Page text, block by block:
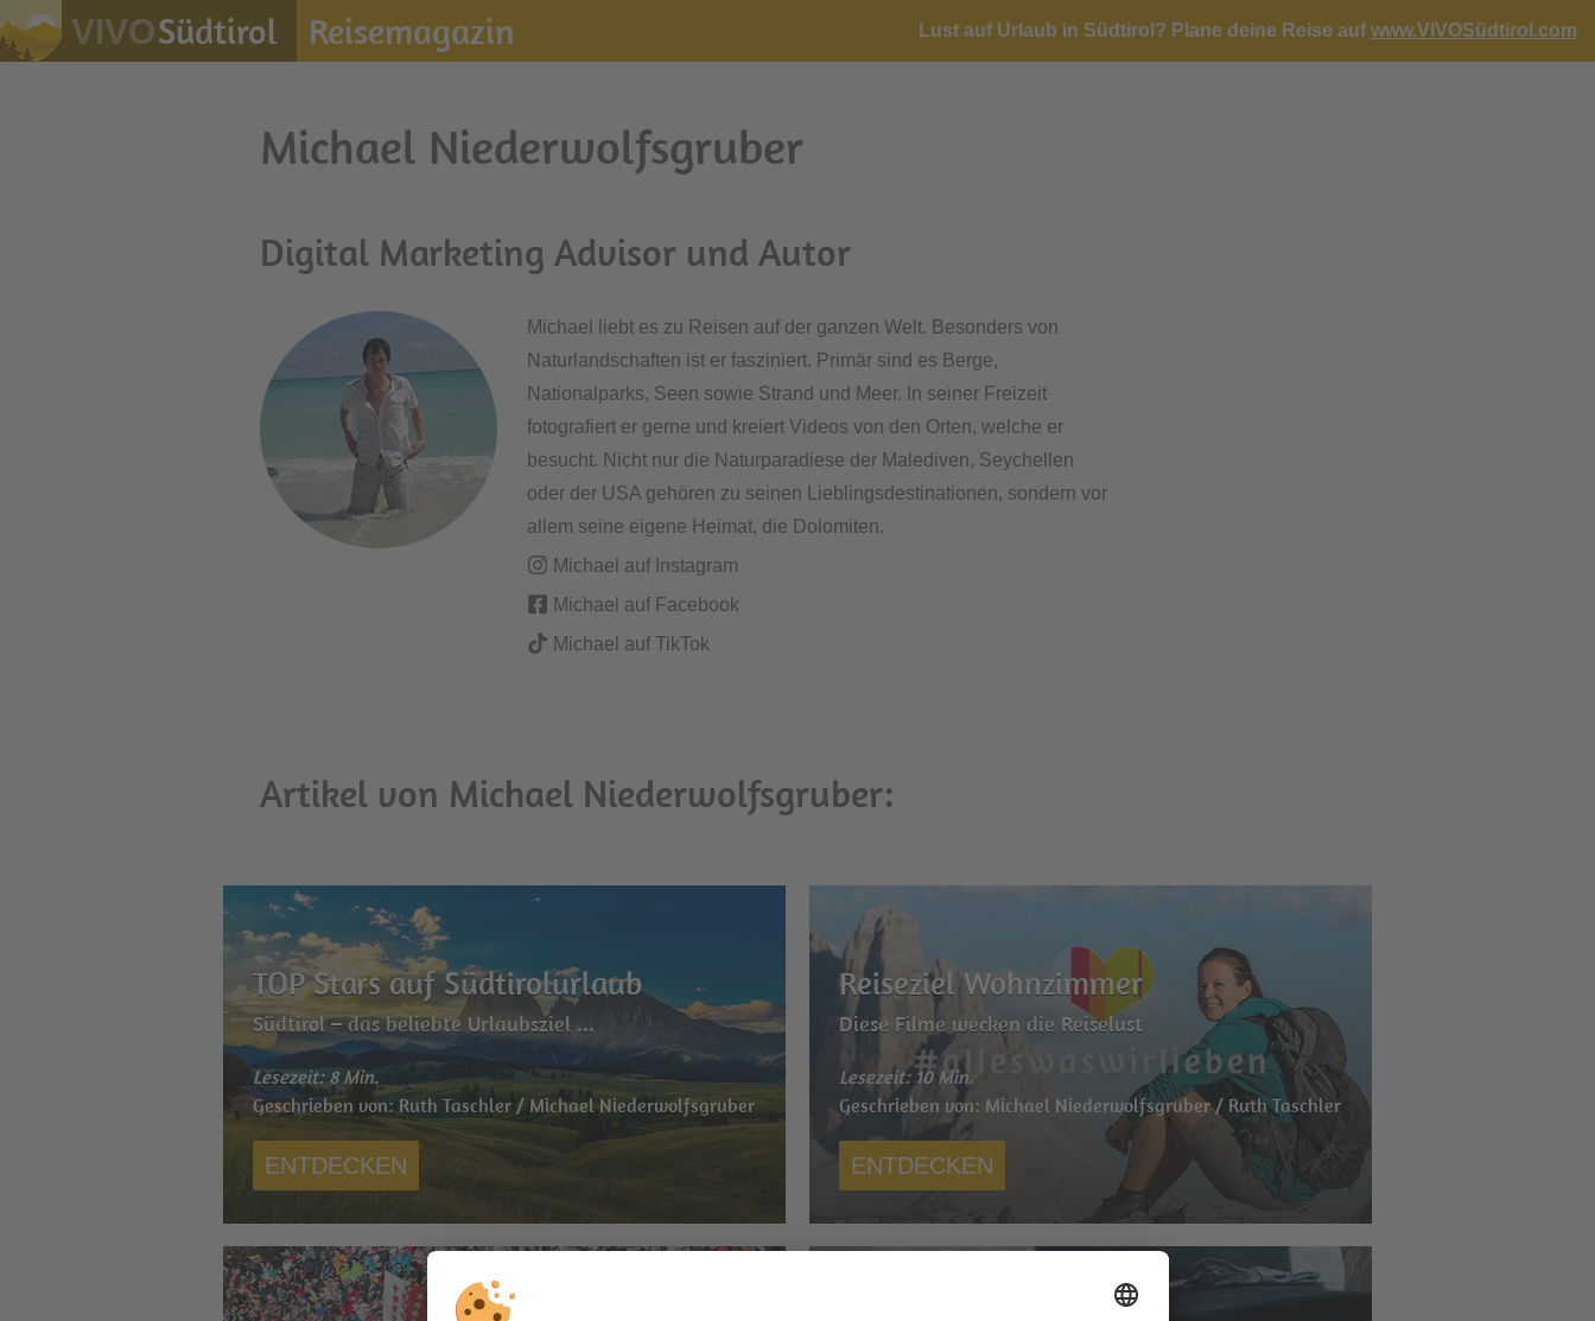
VIVOSüdtirol Reisemagazin Lust auf Urlaub in Südtirol? Plane deine Reise aufwww.VIVOSüdtirol.com
Michael Niederwolfsgruber
Digital Marketing Advisor und Autor
Michael liebt es zu Reisen auf der ganzen Welt. Besonders von
Naturlandschaften ist er fasziniert. Primär sind es Berge,
Nationalparks, Seen sowie Strand und Meer. In seiner Freizeit
fotografiert er gerne und kreiert Videos von den Orten, welche er
besucht. Nicht nur die Naturparadiese der Malediven, Seychellen
oder der USA gehören zu seinen Lieblingsdestinationen, sondern vor
allem seine eigene Heimat, die Dolomiten.
Michael auf Instagram
Michael auf Facebook
Michael auf TikTok
Artikel von Michael Niederwolfsgruber:
TOP Stars auf Südtirolurlaub
Südtirol – das beliebte Urlaubsziel ...
Lesezeit: 8 Min.
Geschrieben von: Ruth Taschler / Michael Niederwolfsgruber
ENTDECKEN
Reiseziel Wohnzimmer
Diese Filme wecken die Reiselust
Lesezeit: 10 Min.
Geschrieben von: Michael Niederwolfsgruber / Ruth Taschler
ENTDECKEN